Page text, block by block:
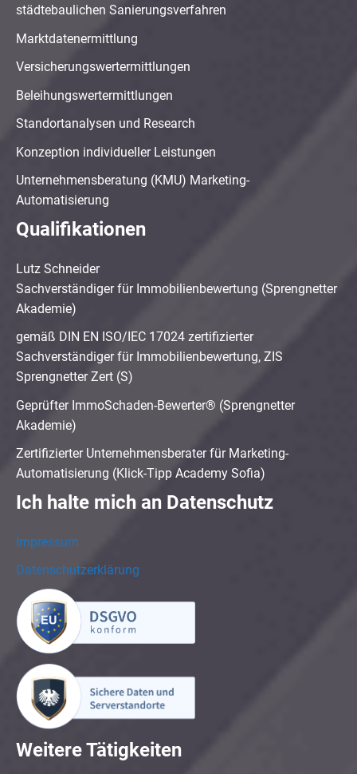
städtebaulichen Sanierungsverfahren
Marktdatenermittlung
Versicherungswertermittlungen
Beleihungswertermittlungen
Standortanalysen und Research
Konzeption individueller Leistungen
Unternehmensberatung (KMU) Marketing-
Automatisierung
Qualifikationen
Lutz Schneider
Sachverständiger für Immobilienbewertung (Sprengnetter
Akademie)
gemäß DIN EN ISO/IEC 17024 zertifizierter
Sachverständiger für Immobilienbewertung, ZIS
Sprengnetter Zert (S)
Geprüfter ImmoSchaden-Bewerter® (Sprengnetter
Akademie)
Zertifizierter Unternehmensberater für Marketing-
Automatisierung (Klick-Tipp Academy Sofia)
Ich halte mich an Datenschutz
Impressum
Datenschutzerklärung
Weitere Tätigkeiten